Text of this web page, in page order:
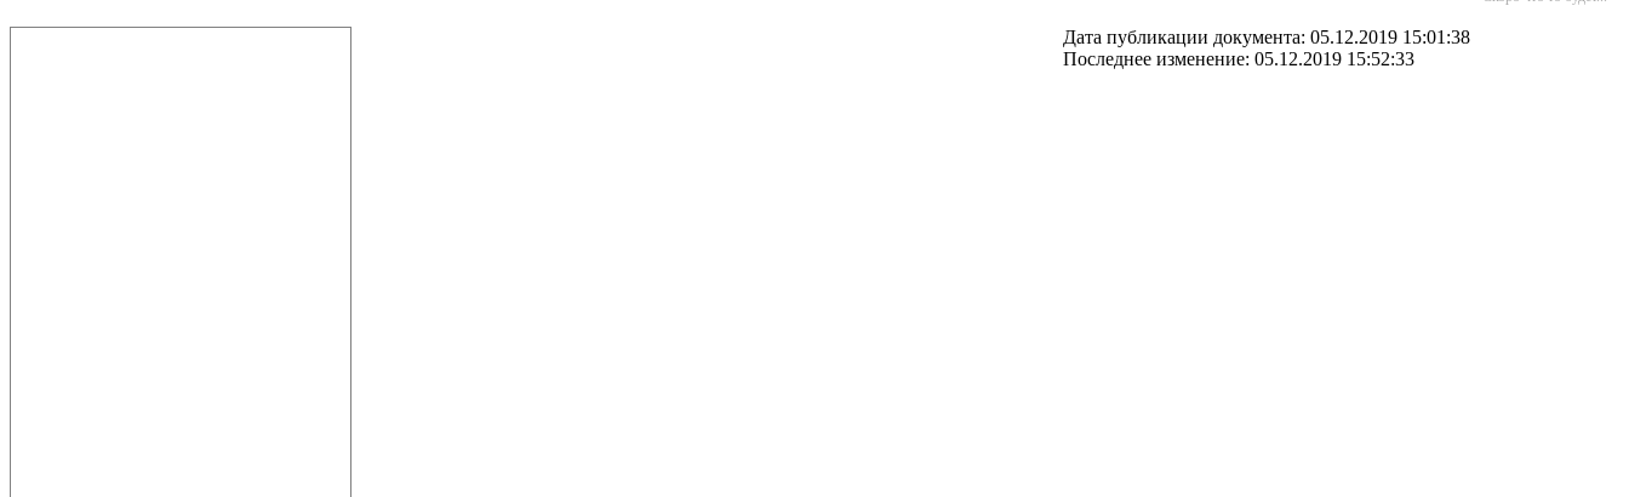
Дата публикации документа: 05.12.2019 15:01:38
Последнее изменение: 05.12.2019 15:52:33